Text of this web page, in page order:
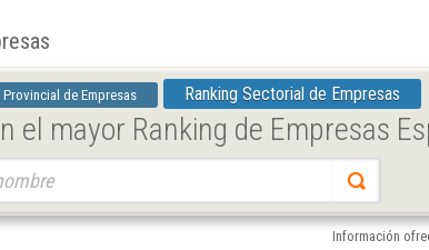
Provincial de Empresas Ranking Sectorial de Empresas
el mayor Ranking de Empresas
Información